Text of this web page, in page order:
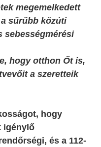
megemelkedett
sűrűbb közúti
sebességmérési
hogy otthon Őt is,
a szeretteik
hogy
igénylő
és a 112-